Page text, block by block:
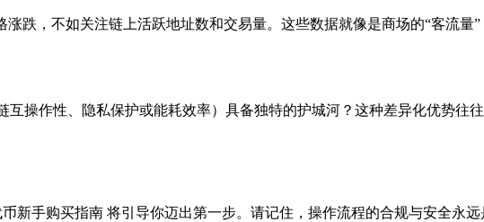
涨跌，不如关注链上活跃地址数和交易量。这些数据就像是商场的“客流量
互操作性、隐私保护或能耗效率）具备独特的护城河？这种差异化优势往
新手购买指南 将引导你迈出第一步。请记住，操作流程的合规与安全永远